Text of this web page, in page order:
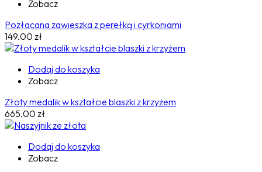
Zobacz
Pozłacana zawieszka z perełką i cyrkoniami
149.00 zł
Dodaj do koszyka
Zobacz
Złoty medalik w kształcie blaszki z krzyżem
665.00 zł
Dodaj do koszyka
Zobacz